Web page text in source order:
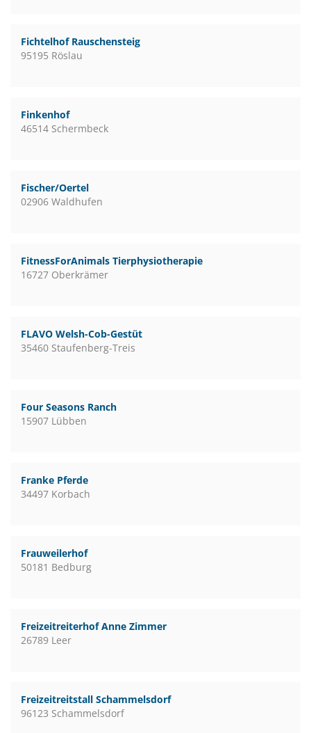
Fichtelhof Rauschensteig
95195 Röslau
Finkenhof
46514 Schermbeck
Fischer/Oertel
02906 Waldhufen
FitnessForAnimals Tierphysiotherapie
16727 Oberkrämer
FLAVO Welsh-Cob-Gestüt
35460 Staufenberg-Treis
Four Seasons Ranch
15907 Lübben
Franke Pferde
34497 Korbach
Frauweilerhof
50181 Bedburg
Freizeitreiterhof Anne Zimmer
26789 Leer
Freizeitreitstall Schammelsdorf
96123 Schammelsdorf